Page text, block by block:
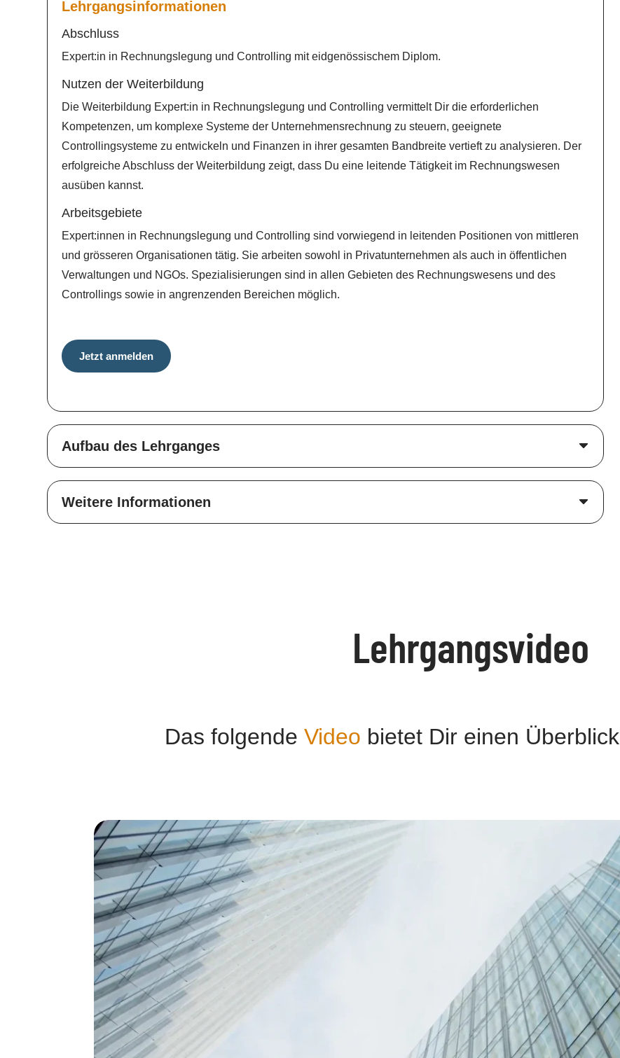
Lehrgangsinformationen
Abschluss
Expert:in in Rechnungslegung und Controlling mit eidgenössischem Diplom.
Nutzen der Weiterbildung
Die Weiterbildung Expert:in in Rechnungslegung und Controlling vermittelt Dir die erforderlichen
Kompetenzen, um komplexe Systeme der Unternehmensrechnung zu steuern, geeignete
Controllingsysteme zu entwickeln und Finanzen in ihrer gesamten Bandbreite vertieft zu analysieren. Der
erfolgreiche Abschluss der Weiterbildung zeigt, dass Du eine leitende Tätigkeit im Rechnungswesen
ausüben kannst.
Arbeitsgebiete
Expert:innen in Rechnungslegung und Controlling sind vorwiegend in leitenden Positionen von mittleren
und grösseren Organisationen tätig. Sie arbeiten sowohl in Privatunternehmen als auch in öffentlichen
Verwaltungen und NGOs. Spezialisierungen sind in allen Gebieten des Rechnungswesens und des
Controllings sowie in angrenzenden Bereichen möglich.
Jetzt anmelden
Aufbau des Lehrganges
Weitere Informationen
Lehrgangsvideo
Das folgende Video bietet Dir einen Überblick